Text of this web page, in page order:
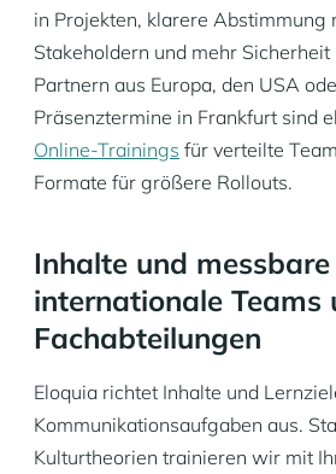
in Projekten, klarere Abstimmung
Stakeholdern und mehr
Partnern aus Europa, den USA
Präsenztermine in Frankfurt sind
Online-Trainings für verteilte
Formate für größere Rollouts.
Inhalte und
internationale Teams
Fachabteilungen
Eloquia richtet Inhalte und
Kommunikationsaufgaben aus.
Kulturtheorien trainieren wir mit